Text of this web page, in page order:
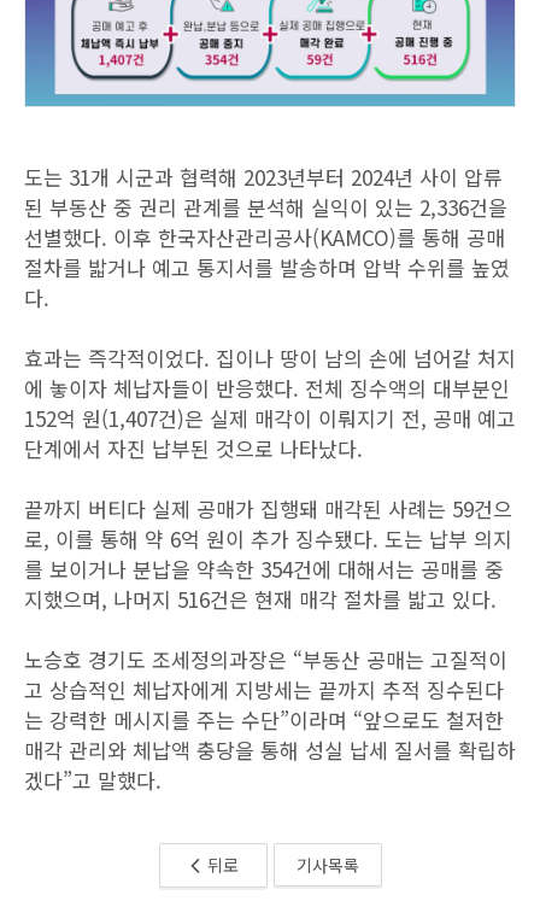
도는 31개 시군과 협력해 2023년부터 2024년 사이 압류
된 부동산 중 권리 관계를 분석해 실익이 있는 2,336건을
선별했다. 이후 한국자산관리공사(KAMCO)를 통해 공매
절차를 밟거나 예고 통지서를 발송하며 압박 수위를 높였
다.
효과는 즉각적이었다. 집이나 땅이 남의 손에 넘어갈 처지
에 놓이자 체납자들이 반응했다. 전체 징수액의 대부분인
152억 원(1,407건)은 실제 매각이 이뤄지기 전, 공매 예고
단계에서 자진 납부된 것으로 나타났다.
끝까지 버티다 실제 공매가 집행돼 매각된 사례는 59건으
로, 이를 통해 약 6억 원이 추가 징수됐다. 도는 납부 의지
를 보이거나 분납을 약속한 354건에 대해서는 공매를 중
지했으며, 나머지 516건은 현재 매각 절차를 밟고 있다.
노승호 경기도 조세정의과장은 “부동산 공매는 고질적이
고 상습적인 체납자에게 지방세는 끝까지 추적 징수된다
는 강력한 메시지를 주는 수단”이라며 “앞으로도 철저한
매각 관리와 체납액 충당을 통해 성실 납세 질서를 확립하
겠다”고 말했다.
뒤로 기사목록